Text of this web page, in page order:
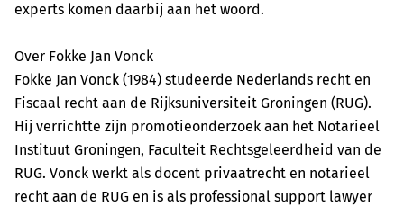
experts komen daarbij aan het woord.
Over Fokke Jan Vonck
Fokke Jan Vonck (1984) studeerde Nederlands recht en
Fiscaal recht aan de Rijksuniversiteit Groningen (RUG).
Hij verrichtte zijn promotieonderzoek aan het Notarieel
Instituut Groningen, Faculteit Rechtsgeleerdheid van de
RUG. Vonck werkt als docent privaatrecht en notarieel
recht aan de RUG en is als professional support lawyer